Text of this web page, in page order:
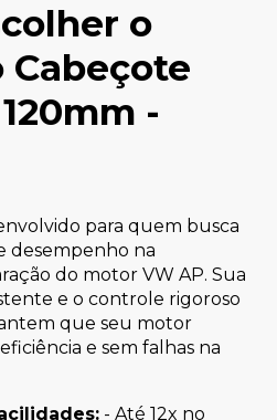
o
-
para quem busca
desempenho na
do motor VW AP. Sua
e o controle rigoroso
que seu motor
e sem falhas na
- Até 12x no